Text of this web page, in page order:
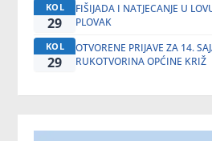
KOL
29
FIŠIJADA I NATJECANJE U
PLOVAK
KOL
29
OTVORENE PRIJAVE ZA 14.
RUKOTVORINA OPĆINE KRIŽ